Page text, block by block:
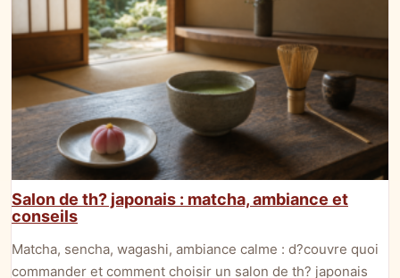
Salon de th? japonais : matcha, ambiance et
conseils
Matcha, sencha, wagashi, ambiance calme : d?couvre quoi
commander et comment choisir un salon de th? japonais